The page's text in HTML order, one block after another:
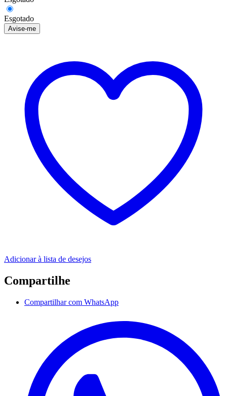
Esgotado
Avise-me
Adicionar à lista de desejos
Compartilhe
Compartilhar com WhatsApp